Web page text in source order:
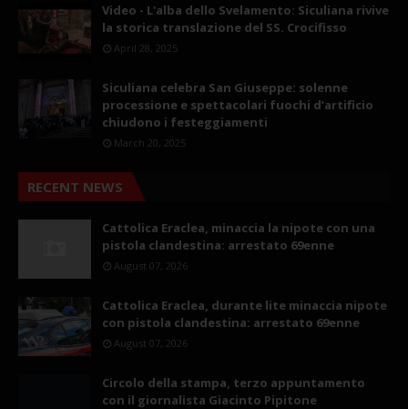
Video - L'alba dello Svelamento: Siculiana rivive
la storica translazione del SS. Crocifisso
April 28, 2025
Siculiana celebra San Giuseppe: solenne
processione e spettacolari fuochi d’artificio
chiudono i festeggiamenti
March 20, 2025
RECENT NEWS
Cattolica Eraclea, minaccia la nipote con una
pistola clandestina: arrestato 69enne
August 07, 2026
Cattolica Eraclea, durante lite minaccia nipote
con pistola clandestina: arrestato 69enne
August 07, 2026
Circolo della stampa, terzo appuntamento
con il giornalista Giacinto Pipitone